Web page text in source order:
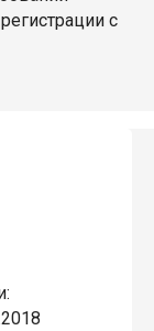
с